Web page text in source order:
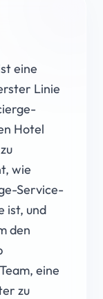
eine
Linie
Hotel
wie
Service-
ist, und
den
eine
zu